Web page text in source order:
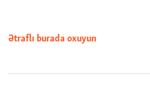
Ətraflı burada oxuyun